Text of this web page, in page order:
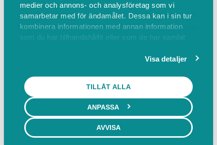
medier och annons- och analysföretag som vi
samarbetar med för ändamålet. Dessa kan i sin tur
kombinera informationen med annan information
som du har tillhandahållit eller som de har samlat
Visa detaljer
TILLÅT ALLA
ANPASSA
AVVISA
djupare kontakt med dig själv, ditt hjärta och din
inre vägledning.
sammanhang där vi genom guidad meditation,
upp för mer flöde, klarhet och kontakt inåt.
Varje träff innehåller:
• Guidad meditation för att landa i hjärtat och
kroppen